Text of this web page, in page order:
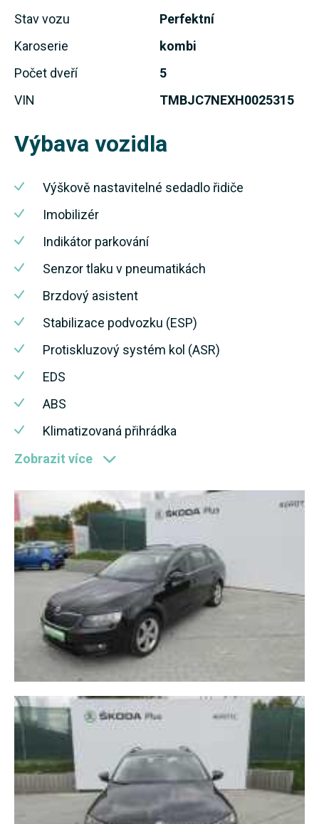
Stav vozu
Perfektní
Karoserie
kombi
Počet dveří
5
VIN
TMBJC7NEXH0025315
Výbava vozidla
Výškově nastavitelné sedadlo řidiče
Imobilizér
Indikátor parkování
Senzor tlaku v pneumatikách
Brzdový asistent
Stabilizace podvozku (ESP)
Protiskluzový systém kol (ASR)
EDS
ABS
Klimatizovaná přihrádka
Zobrazit více